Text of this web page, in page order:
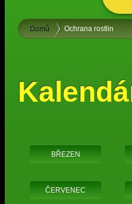
Domů Ochrana rostlin
BŘEZEN
ČERVENEC